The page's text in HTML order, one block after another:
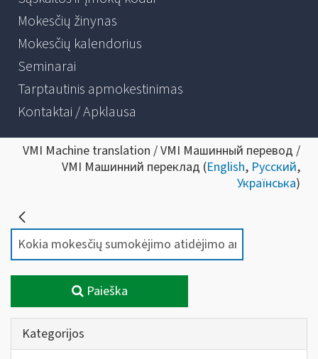
Mokesčių žinynas
Mokesčių kalendorius
Seminarai
Tarptautinis apmokestinimas
Kontaktai / Apklausa
VMI Machine translation / VMI Машинный перевод /
VMI Машинний переклад (English, Русский,
Українська)
Paieška
Kategorijos